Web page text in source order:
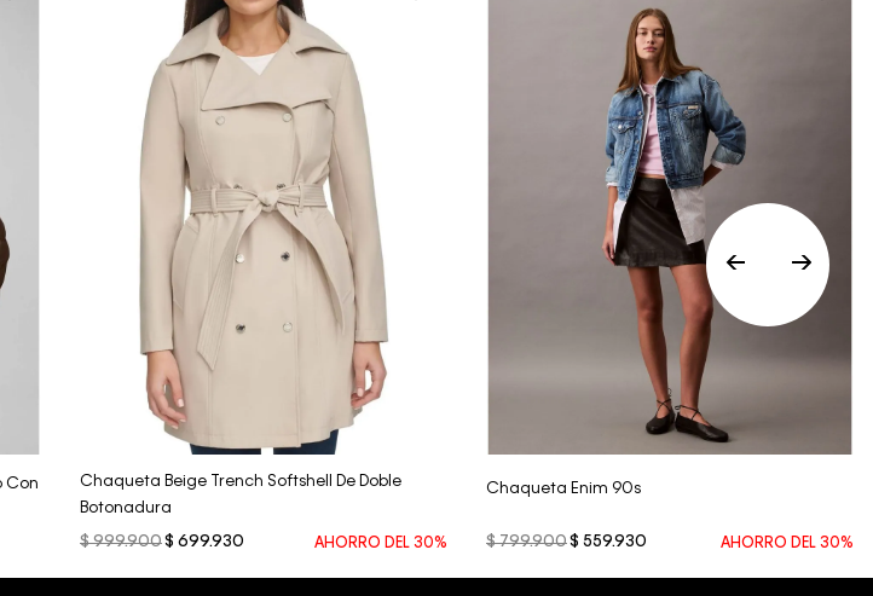
Con
Chaqueta Beige Trench Softshell De Doble
Botonadura
$ 999.900$ 699.930 AHORRO DEL 30%
Vista Rápida
Chaqueta Enim 90s
$ 799.900$ 559.930 AHORRO DEL 30%